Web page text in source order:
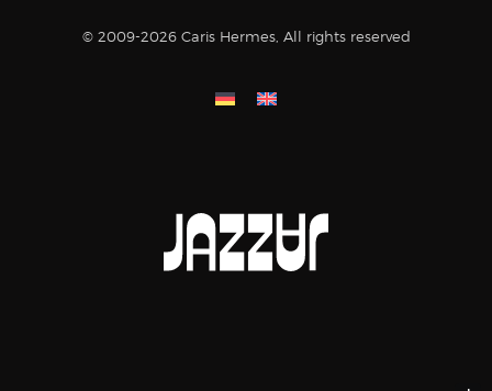
© 2009-2026 Caris Hermes, All rights reserved